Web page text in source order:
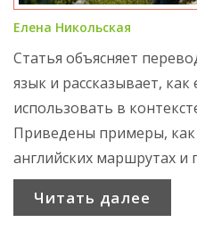
Елена Никольская
Статья объясняет
язык и рассказывает,
использовать в
Приведены примеры, как
английских маршрутах и
советы по переводу и
для российских
Читать далее